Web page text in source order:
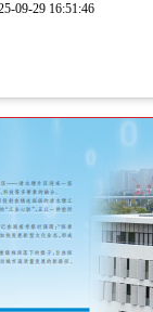
09-29 16:51:46